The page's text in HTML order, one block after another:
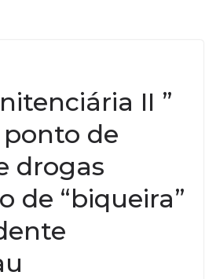
II ”
de
drogas
de “biqueira”